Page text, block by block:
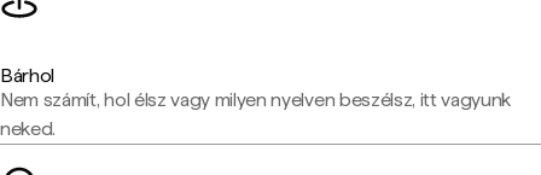
Bárhol
Nem számít, hol élsz vagy milyen nyelven beszélsz, itt vagyunk
neked.